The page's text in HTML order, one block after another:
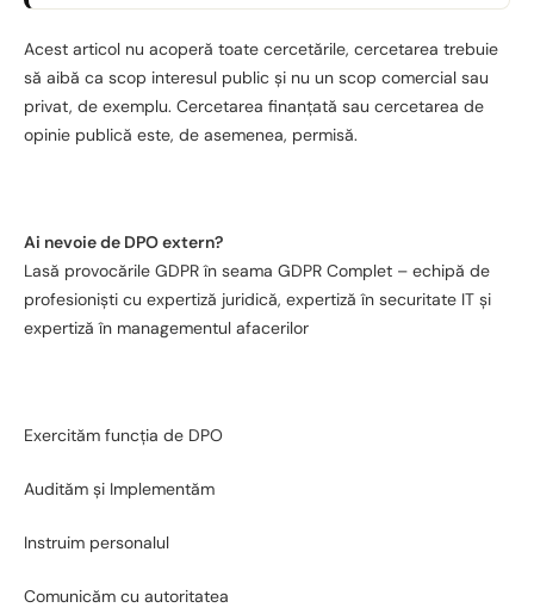
Acest articol nu acoperă toate cercetările, cercetarea trebuie
să aibă ca scop interesul public și nu un scop comercial sau
privat, de exemplu. Cercetarea finanțată sau cercetarea de
opinie publică este, de asemenea, permisă.
Ai nevoie de DPO extern?
Lasă provocările GDPR în seama GDPR Complet – echipă de
profesioniști cu expertiză juridică, expertiză în securitate IT și
expertiză în managementul afacerilor
Exercităm funcția de DPO
Audităm și Implementăm
Instruim personalul
Comunicăm cu autoritatea